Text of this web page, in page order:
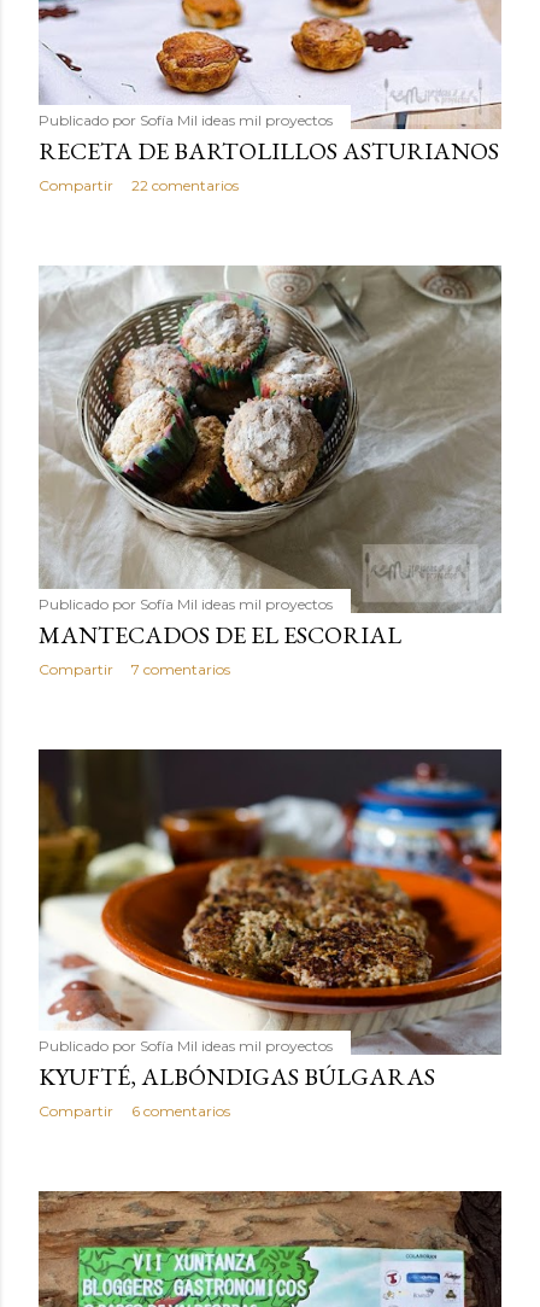
Publicado por Sofía Mil ideas mil proyectos
RECETA DE BARTOLILLOS ASTURIANOS
Compartir 22 comentarios
Publicado por Sofía Mil ideas mil proyectos
MANTECADOS DE EL ESCORIAL
Compartir 7 comentarios
Publicado por Sofía Mil ideas mil proyectos
KYUFTÉ, ALBÓNDIGAS BÚLGARAS
Compartir 6 comentarios